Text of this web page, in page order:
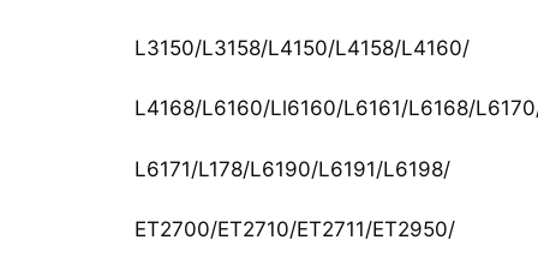
L3150/L3158/L4150/L4158/L4160/
L4168/L6160/Ll6160/L6161/L6168/
L6171/L178/L6190/L6191/L6198/
ET2700/ET2710/ET2711/ET2950/